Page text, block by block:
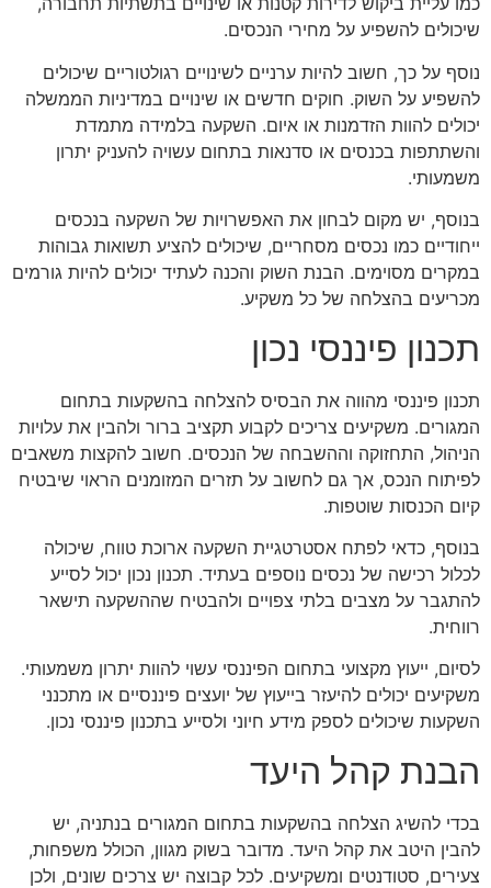
שיכולים להשפיע על מחירי הנכסים.
נוסף על כך, חשוב להיות ערניים לשינויים רגולטוריים שיכולים
להשפיע על השוק. חוקים חדשים או שינויים במדיניות הממשלה
יכולים להוות הזדמנות או איום. השקעה בלמידה מתמדת
והשתתפות בכנסים או סדנאות בתחום עשויה להעניק יתרון
משמעותי.
בנוסף, יש מקום לבחון את האפשרויות של השקעה בנכסים
ייחודיים כמו נכסים מסחריים, שיכולים להציע תשואות גבוהות
במקרים מסוימים. הבנת השוק והכנה לעתיד יכולים להיות גורמים
מכריעים בהצלחה של כל משקיע.
תכנון פיננסי נכון
תכנון פיננסי מהווה את הבסיס להצלחה בהשקעות בתחום
המגורים. משקיעים צריכים לקבוע תקציב ברור ולהבין את עלויות
הניהול, התחזוקה וההשבחה של הנכסים. חשוב להקצות משאבים
לפיתוח הנכס, אך גם לחשוב על תזרים המזומנים הראוי שיבטיח
קיום הכנסות שוטפות.
בנוסף, כדאי לפתח אסטרטגיית השקעה ארוכת טווח, שיכולה
לכלול רכישה של נכסים נוספים בעתיד. תכנון נכון יכול לסייע
להתגבר על מצבים בלתי צפויים ולהבטיח שההשקעה תישאר
רווחית.
לסיום, ייעוץ מקצועי בתחום הפיננסי עשוי להוות יתרון משמעותי.
משקיעים יכולים להיעזר בייעוץ של יועצים פיננסיים או מתכנני
השקעות שיכולים לספק מידע חיוני ולסייע בתכנון פיננסי נכון.
הבנת קהל היעד
בכדי להשיג הצלחה בהשקעות בתחום המגורים בנתניה, יש
להבין היטב את קהל היעד. מדובר בשוק מגוון, הכולל משפחות,
צעירים, סטודנטים ומשקיעים. לכל קבוצה יש צרכים שונים, ולכן